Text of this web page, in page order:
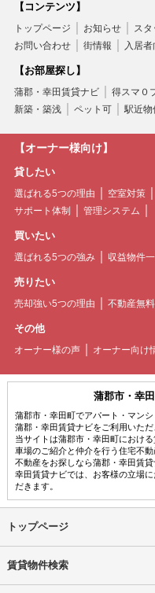
【コンテンツ】
トップページ お知らせ ス
お問い合わせ
街情報 入居者
【お部屋探し】
蒲郡・幸田賃貸ナビ 得スマ０
新築・築浅
ペット可 駅近物
【オーナー様向け】
貸したい
選ばれる5つの理由 空室対策
サポート体制
管理システム
買いたい
選ばれる5つの強み 収益物件
売りたい
売却強い5つの理由 不動産無
その他
オーナー様の声 オーナー向け
蒲郡市・幸
蒲郡市・幸田町でアパート・マン
蒲郡・幸田賃貸ナビをご利用いただ
当サイトは蒲郡市・幸田町におけ
車場のご紹介と仲介を行う住宅不
不動産をお探しなら蒲郡・幸田賃
幸田賃貸ナビでは、お客様の立場
だきます。
トップページ
賃貸物件検索